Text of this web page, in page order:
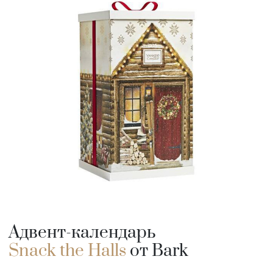
Адвент-календарь
Snack the Halls от Bark